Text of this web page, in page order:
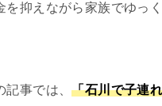
を抑えながら家族でゆっ
記事では、「石川で子連